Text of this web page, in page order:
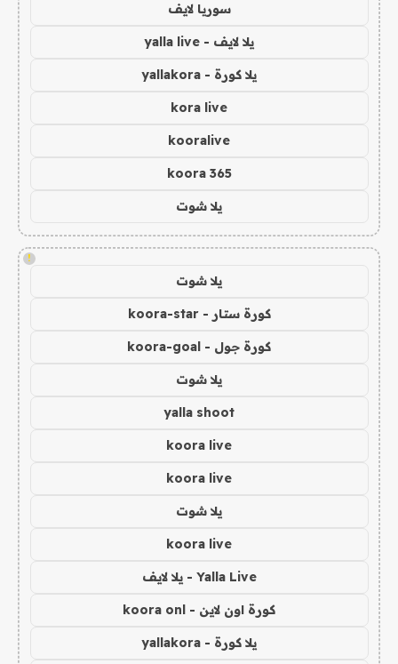
سوريا لايف
يلا لايف - yalla live
يلا كورة - yallakora
kora live
kooralive
koora 365
يلا شوت
!
يلا شوت
كورة ستار - koora-star
كورة جول - koora-goal
يلا شوت
yalla shoot
koora live
koora live
يلا شوت
koora live
Yalla Live - يلا لايف
كورة اون لاين - koora onl
يلا كورة - yallakora